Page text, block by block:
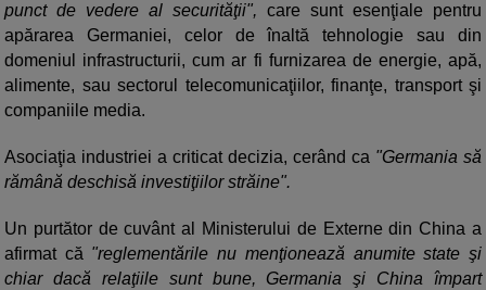
punct de vedere al securităţii", care sunt esenţiale pentru
apărarea Germaniei, celor de înaltă tehnologie sau din
domeniul infrastructurii, cum ar fi furnizarea de energie, apă,
alimente, sau sectorul telecomunicaţiilor, finanţe, transport şi
companiile media.
Asociaţia industriei a criticat decizia, cerând ca "Germania să
rămână deschisă investiţiilor străine".
Un purtător de cuvânt al Ministerului de Externe din China a
afirmat că "reglementările nu menţionează anumite state şi
chiar dacă relaţiile sunt bune, Germania şi China împart